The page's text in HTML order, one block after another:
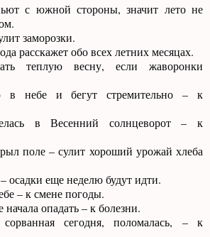
с южной стороны, значит лето не
заморозки.
расскажет обо всех летних месяцах.
теплую весну, если жаворонки
в небе и бегут стремительно – к
в Весенний солнцеворот – к
поле – сулит хороший урожай хлеба
осадки еще неделю будут идти.
– к смене погоды.
опадать – к болезни.
сегодня, поломалась, – к